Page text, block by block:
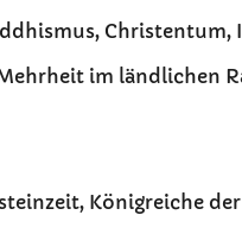
Christentum,
im ländlichen
Königreiche